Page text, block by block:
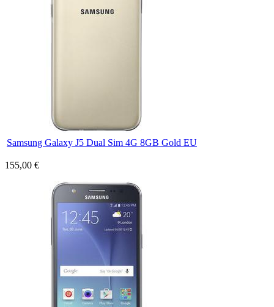
Samsung Galaxy J5 Dual Sim 4G 8GB Gold EU
155,00 €